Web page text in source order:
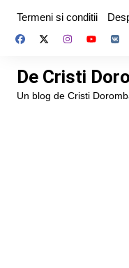
content
Termeni si conditii
De Cristi
Un blog de Cristi